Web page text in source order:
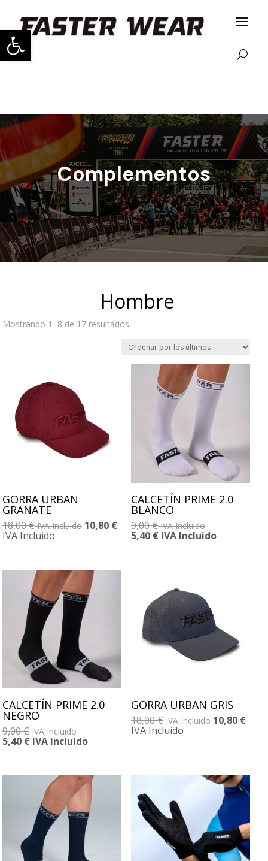
Abrir barra de herramientas
Complementos
Hombre
Mostrando 1–8 de 17 resultados
los
últimos
GORRA URBAN
GRANATE
18,00€ IVA Incluido 10,80 €
IVA Incluido
CALCETÍN PRIME 2.0
BLANCO
9,00€ IVA Incluido
5,40 € IVA Incluido
CALCETÍN PRIME 2.0
NEGRO
9,00€ IVA Incluido
5,40 € IVA Incluido
GORRA URBAN GRIS
18,00€ IVA Incluido 10,80 €
IVA Incluido